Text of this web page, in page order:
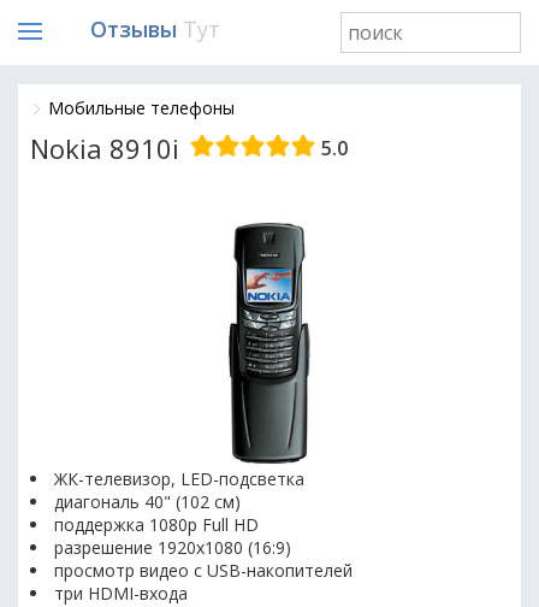
Отзывы Тут
Мобильные телефоны
Nokia 8910i 5.0
ЖК-телевизор, LED-подсветка
диагональ 40" (102 см)
поддержка 1080p Full HD
разрешение 1920x1080 (16:9)
просмотр видео с USB-накопителей
три HDMI-входа